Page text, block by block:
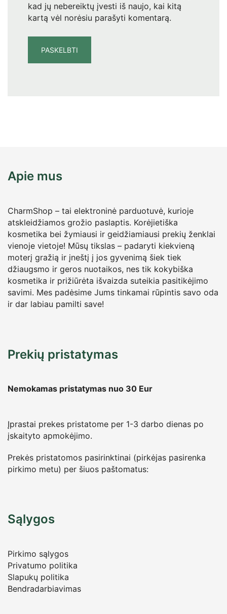
kad jų nebereiktų įvesti iš naujo, kai kitą
kartą vėl norėsiu parašyti komentarą.
Apie mus
CharmShop – tai elektroninė parduotuvė, kurioje
atskleidžiamos grožio paslaptis. Korėjietiška
kosmetika bei žymiausi ir geidžiamiausi prekių ženklai
vienoje vietoje! Mūsų tikslas – padaryti kiekvieną
moterį gražią ir įneštį į jos gyvenimą šiek tiek
džiaugsmo ir geros nuotaikos, nes tik kokybiška
kosmetika ir prižiūrėta išvaizda suteikia pasitikėjimo
savimi. Mes padėsime Jums tinkamai rūpintis savo oda
ir dar labiau pamilti save!
Prekių pristatymas
Nemokamas pristatymas nuo 30 Eur
Įprastai prekes pristatome per 1-3 darbo dienas po
įskaityto apmokėjimo.
Prekės pristatomos pasirinktinai (pirkėjas pasirenka
pirkimo metu) per šiuos paštomatus:
Sąlygos
Pirkimo sąlygos
Privatumo politika
Slapukų politika
Bendradarbiavimas